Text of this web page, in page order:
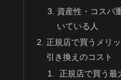
資産性・コスパ
いている人
正規店で買うメリ
引き換えのコスト
正規店で買う最